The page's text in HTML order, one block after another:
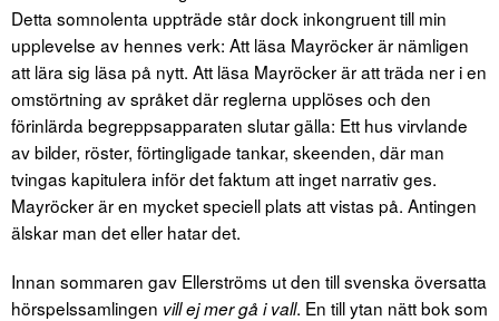
Detta somnolenta uppträde står dock inkongruent till min
upplevelse av hennes verk: Att läsa Mayröcker är nämligen
att lära sig läsa på nytt. Att läsa Mayröcker är att träda ner i en
omstörtning av språket där reglerna upplöses och den
förinlärda begreppsapparaten slutar gälla: Ett hus virvlande
av bilder, röster, förtingligade tankar, skeenden, där man
tvingas kapitulera inför det faktum att inget narrativ ges.
Mayröcker är en mycket speciell plats att vistas på. Antingen
älskar man det eller hatar det.
Innan sommaren gav Ellerströms ut den till svenska översatta
hörspelssamlingen vill ej mer gå i vall. En till ytan nätt bok som